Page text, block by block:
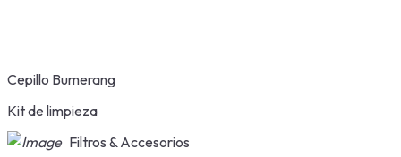
Cepillo Bumerang
Kit de limpieza
Filtros & Accesorios